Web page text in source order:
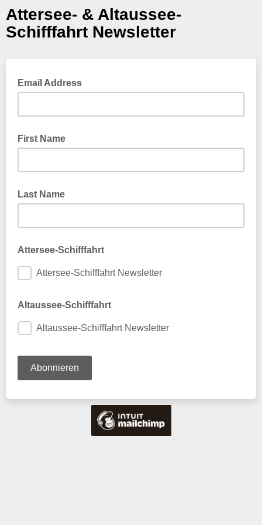
Attersee- & Altaussee-
Schifffahrt Newsletter
Email Address
First Name
Last Name
Attersee-Schifffahrt
Attersee-Schifffahrt Newsletter
Altaussee-Schifffahrt
Altaussee-Schifffahrt Newsletter